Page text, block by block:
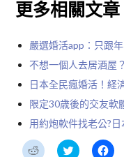
更多相關文章
嚴選婚活app：只跟
不想一個人去居酒屋
日本全民瘋婚活！経
限定30歳後的交友軟
用約炮軟件找老公?
分 分 按